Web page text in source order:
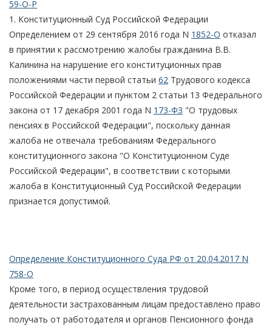
59-О-Р
1. Конституционный Суд Российской Федерации
Определением от 29 сентября 2016 года N 1852-О отказал
в принятии к рассмотрению жалобы гражданина В.В.
Калинина на нарушение его конституционных прав
положениями части первой статьи 62 Трудового кодекса
Российской Федерации и пунктом 2 статьи 13 Федерального
закона от 17 декабря 2001 года N 173-ФЗ "О трудовых
пенсиях в Российской Федерации", поскольку данная
жалоба не отвечала требованиям Федерального
конституционного закона "О Конституционном Суде
Российской Федерации", в соответствии с которыми
жалоба в Конституционный Суд Российской Федерации
признается допустимой.
Определение Конституционного Суда РФ от 20.04.2017 N
758-О
Кроме того, в период осуществления трудовой
деятельности застрахованным лицам предоставлено право
получать от работодателя и органов Пенсионного фонда